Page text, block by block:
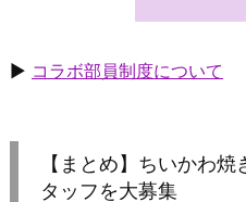
▶ コラボ部員制度について
【まとめ】ちいかわ
タッフを大募集